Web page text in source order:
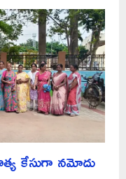
కేసుగా నమోదు